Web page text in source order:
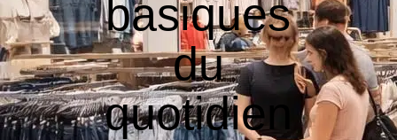
basiques
du
quotidien